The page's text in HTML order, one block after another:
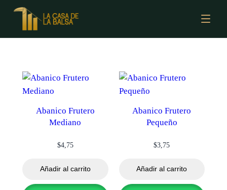
Abanico Frutero
Mediano
$4,75
Añadir al carrito
Abanico Frutero
Pequeño
$3,75
Añadir al carrito